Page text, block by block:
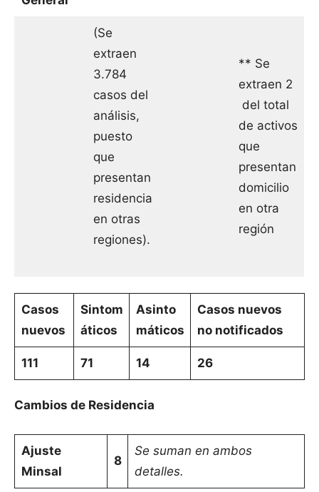
(Se
extraen
3.784
casos del
análisis,
puesto
que
presentan
residencia
en otras
regiones).
** Se
extraen 2
del total
de activos
que
presentan
domicilio
en otra
región
Casos
nuevos
Sintom
áticos
Asinto
máticos
Casos nuevos
no notificados
111 71 14 26
Cambios de Residencia
Ajuste
Minsal
8
Se suman en ambos
detalles.